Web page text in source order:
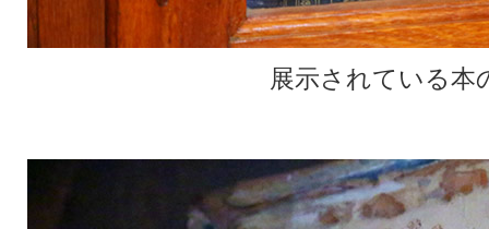
展示されている本